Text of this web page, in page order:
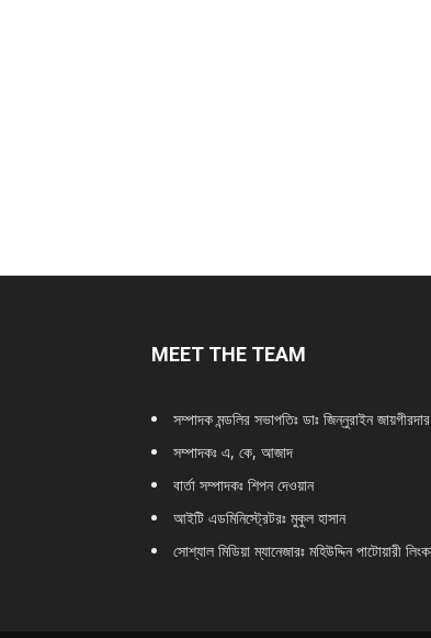
MEET THE TEAM
সম্পাদক মন্ডলির সভাপতিঃ ডাঃ জিন্নুরাইন জায়গীরদার
সম্পাদকঃ এ, কে, আজাদ
বার্তা সম্পাদকঃ শিপন দেওয়ান
আইটি এডমিনিস্ট্রেটরঃ মুকুল হাসান
সোশ্যাল মিডিয়া ম্যানেজারঃ মহিউদ্দিন পাটোয়ারী